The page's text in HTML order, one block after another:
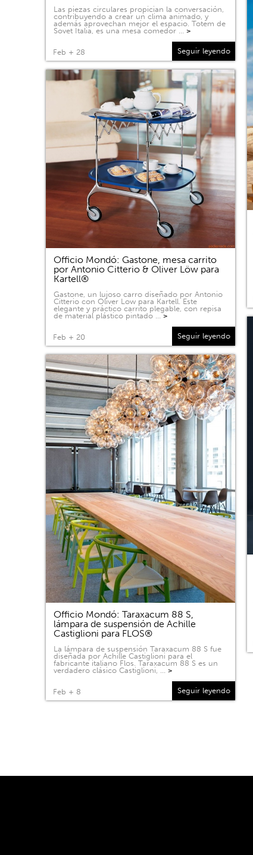
Las piezas circulares propician la conversación,
contribuyendo a crear un clima animado, y
además aprovechan mejor el espacio. Totem de
Sovet Italia, es una mesa comedor … >
Feb + 28 Seguir leyendo
Officio Mondó: Gastone, mesa carrito
por Antonio Citterio & Oliver Löw para
Kartell®
Gastone, un lujoso carro diseñado por Antonio
Citterio con Oliver Low para Kartell. Este
elegante y práctico carrito plegable, con repisa
de material plástico pintado …>
Feb + 20 Seguir leyendo
Officio Mondó: Taraxacum 88 S,
lámpara de suspensión de Achille
Castiglioni para FLOS®
La lámpara de suspensión Taraxacum 88 S fue
diseñada por Achille Castiglioni para el
fabricante italiano Flos. Taraxacum 88 S es un
verdadero clásico Castiglioni, … >
Feb + 8 Seguir leyendo